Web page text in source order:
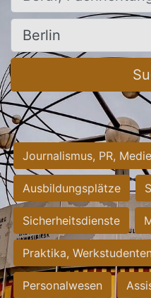
Ort, Stadt
Journalismus, PR,
Ausbildungsplätze
Sicherheitsdienste
Praktika,
Personalwesen